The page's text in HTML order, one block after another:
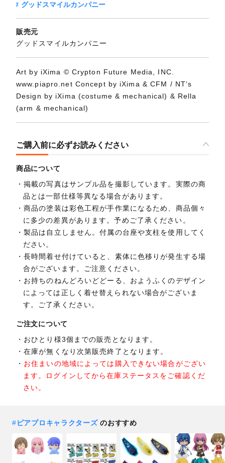
グッドスマイルカンパニー
販売元
グッドスマイルカンパニー
Art by iXima © Crypton Future Media, INC.
www.piapro.net Concept by iXima & CFM / NT’s
Design by iXima (costume & mechanical) & Rella
(arm & mechanical)
ご購入前に必ずお読みください
商品について
掲載の写真はサンプル品を撮影しています。実際の商
品とは一部仕様等異なる場合があります。
商品の塗装は彩色工程が手作業になるため、商品個々
に多少の差異があります。予めご了承ください。
製品は自立しません。付属の台座や支柱を使用してく
ださい。
長時間着せ付けていると、素体に色移りが発生する場
合がございます。ご注意ください。
お持ちのねんどろいどどーる、おようふくのデザイン
によっては正しく着せ替えられない場合がございま
す。ご了承ください。
ご注文について
おひとり様3個までの販売となります。
在庫が無くなり次第販売終了となります。
お住まいの地域によっては購入できない場合がござい
ます。ログインしてから在庫ステータスをご確認くだ
さい。
#ピアプロキャラクターズのおすすめ